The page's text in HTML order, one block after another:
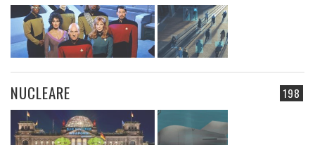
198
NUCLEARE